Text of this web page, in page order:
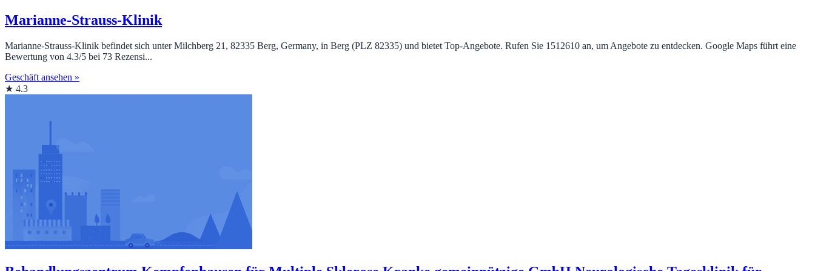
Marianne-Strauss-Klinik
Marianne-Strauss-Klinik befindet sich unter Milchberg 21, 82335 Berg, Germany, in Berg (PLZ 82335) und bietet Top‑Angebote. Rufen Sie 1512610 an, um Angebote zu entdecken. Google Maps führt eine
Bewertung von 4.3/5 bei 73 Rezensi...
Geschäft ansehen »
★ 4.3